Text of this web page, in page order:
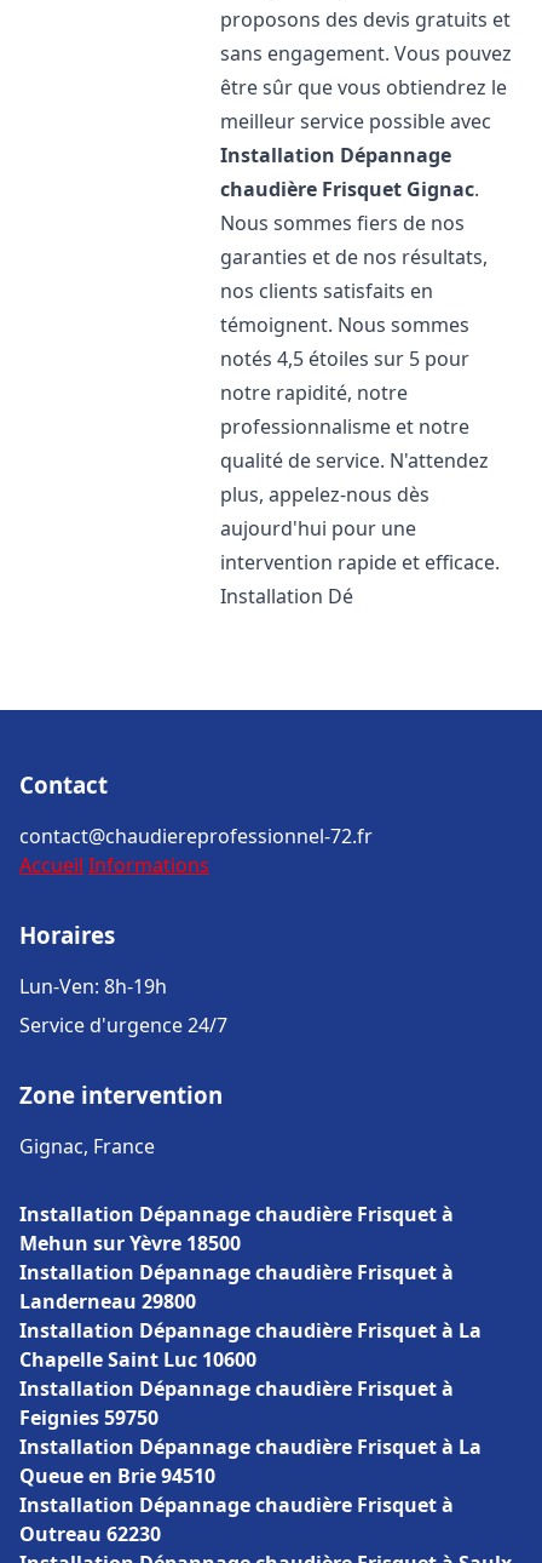
proposons des devis gratuits et
sans engagement. Vous pouvez
être sûr que vous obtiendrez le
meilleur service possible avec
Installation Dépannage
chaudière Frisquet Gignac.
Nous sommes fiers de nos
garanties et de nos résultats,
nos clients satisfaits en
témoignent. Nous sommes
notés 4,5 étoiles sur 5 pour
notre rapidité, notre
professionnalisme et notre
qualité de service. N'attendez
plus, appelez-nous dès
aujourd'hui pour une
intervention rapide et efficace.
Installation Dé
Contact
contact@chaudiereprofessionnel-72.fr
Accueil Informations
Horaires
Lun-Ven: 8h-19h
Service d'urgence 24/7
Zone intervention
Gignac, France
Installation Dépannage chaudière Frisquet à
Mehun sur Yèvre 18500
Installation Dépannage chaudière Frisquet à
Landerneau 29800
Installation Dépannage chaudière Frisquet à La
Chapelle Saint Luc 10600
Installation Dépannage chaudière Frisquet à
Feignies 59750
Installation Dépannage chaudière Frisquet à La
Queue en Brie 94510
Installation Dépannage chaudière Frisquet à
Outreau 62230